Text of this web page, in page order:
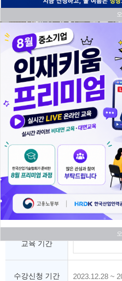
21세기 초일류 꿈을
업기술
교육과정 교
교육
과정명 스마트공장 모
교육 대상 중소기업
교육 기간
수강신청 기간 2023.12.28 ~